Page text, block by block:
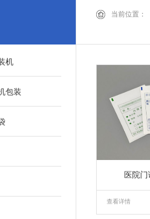
机
包装
当前位置：
医院
查看详情